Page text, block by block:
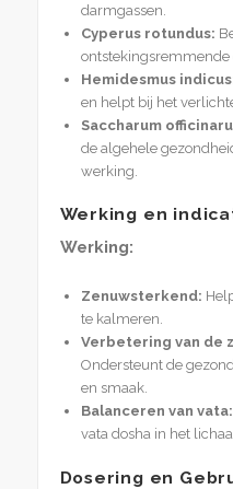
darmgassen.
Cyperus rotundus:
ontstekingsremmende
Hemidesmus
en helpt bij het
Saccharum
de algehele
werking.
Werking en
Werking:
Zenuwsterkend:
te kalmeren.
Verbetering van de
Ondersteunt de
en smaak.
Balanceren van vata:
vata dosha in het
Dosering en